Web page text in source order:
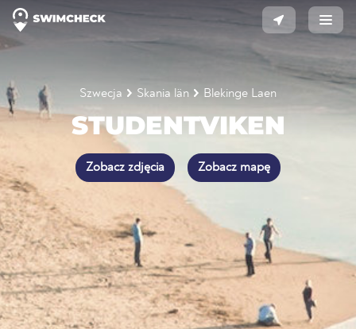
Szwecja Skania län Blekinge Laen
STUDENTVIKEN
Zobacz zdjęcia Zobacz mapę